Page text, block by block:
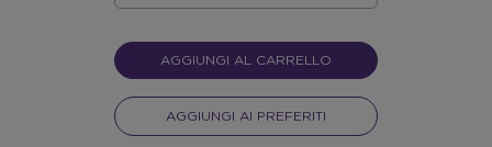
AGGIUNGI AL CARRELLO
AGGIUNGI AI PREFERITI